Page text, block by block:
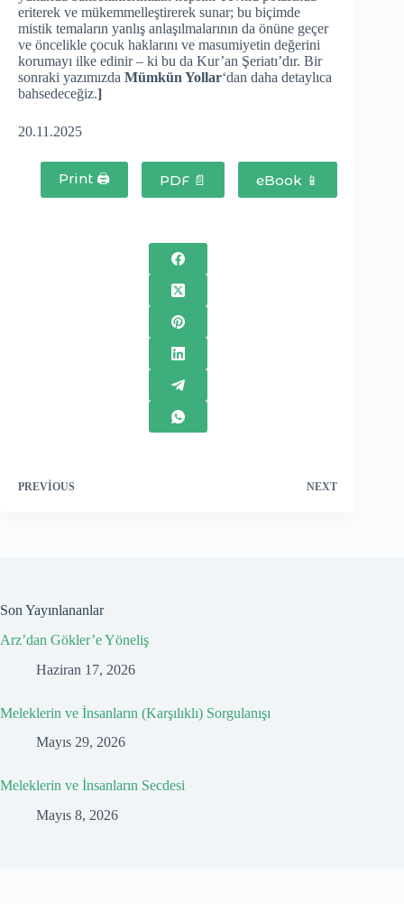
eriterek ve mükemmelleştirerek sunar; bu biçimde
mistik temaların yanlış anlaşılmalarının da önüne geçer
ve öncelikle çocuk haklarını ve masumiyetin değerini
korumayı ilke edinir – ki bu da Kur’an Şeriatı’dır. Bir
sonraki yazımızda Mümkün Yollar‘dan daha detaylıca
bahsedeceğiz.]
20.11.2025
Print 🖨 PDF 📄 eBook 📱
PREVIOUS NEXT
Son Yayınlananlar
Arz’dan Gökler’e Yöneliş
Haziran 17, 2026
Meleklerin ve İnsanların (Karşılıklı) Sorgulanışı
Mayıs 29, 2026
Meleklerin ve İnsanların Secdesi
Mayıs 8, 2026